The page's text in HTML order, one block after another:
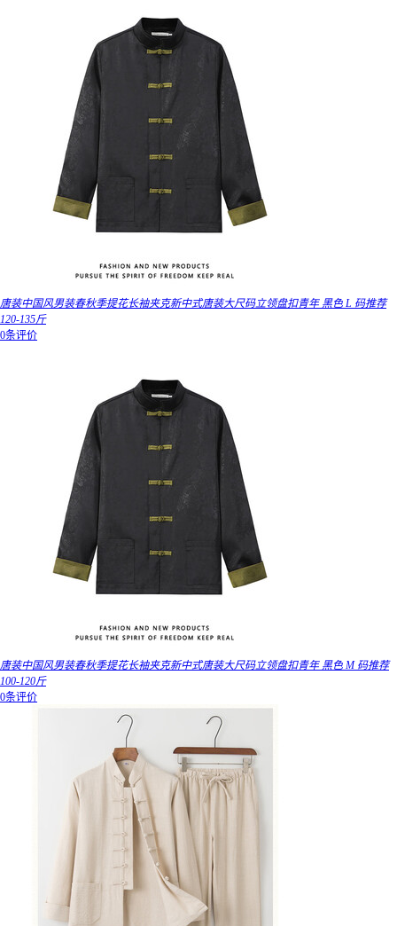
唐装中国风男装春秋季提花长袖夹克新中式唐装大尺码立领盘扣青年 黑色 L 码推荐
120-135斤
0条评价
唐装中国风男装春秋季提花长袖夹克新中式唐装大尺码立领盘扣青年 黑色 M 码推荐
100-120斤
0条评价